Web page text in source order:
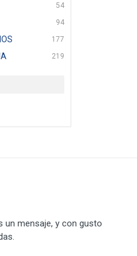
54
94
177
219
251
un mensaje, y con gusto